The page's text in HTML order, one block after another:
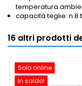
temperatura
capacità teglie: n.8
16 altri prodotti
Solo online
In saldo!